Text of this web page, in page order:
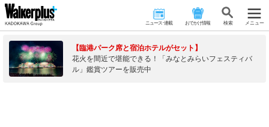
ニュース･連載 おでかけ情報 検 索 メニュー
【臨港パーク席と宿泊ホテルがセット】
花火を間近で堪能できる！「みなとみらいフェスティバ
ル」鑑賞ツアーを販売中